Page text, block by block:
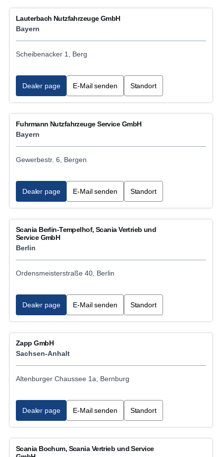
Lauterbach Nutzfahrzeuge GmbH
Bayern
Scheibenacker 1, Berg
Dealer page E-Mail senden Standort
Fuhrmann Nutzfahrzeuge Service GmbH
Bayern
Gewerbestr. 6, Bergen
Dealer page E-Mail senden Standort
Scania Berlin-Tempelhof, Scania Vertrieb und
Service GmbH
Berlin
Ordensmeisterstraße 40, Berlin
Dealer page E-Mail senden Standort
Zapp GmbH
Sachsen-Anhalt
Altenburger Chaussee 1a, Bernburg
Dealer page E-Mail senden Standort
Scania Bochum, Scania Vertrieb und Service